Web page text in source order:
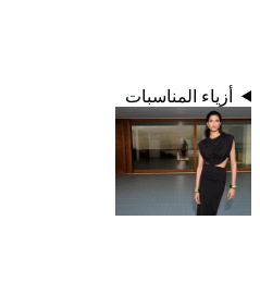
أزياء المناسبات